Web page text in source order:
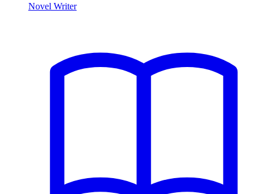
Novel Writer